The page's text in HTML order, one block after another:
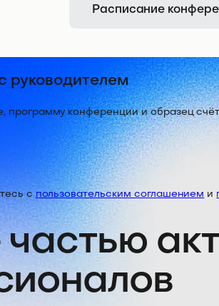
Расписание
руководителем
конференции и образец
с пользовательским соглашением и